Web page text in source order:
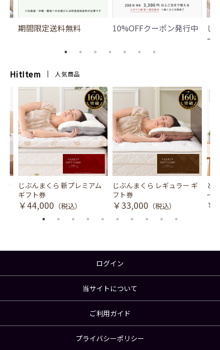
期間限定送料無料 10%OFFクーポン発行中
じ
ー
HitItem 人気商品
冷
じぶんまくら 新プレミアム
ギフト券
￥44,000 （税込）
じぶんまくら レギュラー ギ
フト券
￥33,000 （税込）
と
ース
￥
ログイン
当サイトについて
ご利用ガイド
プライバシーポリシー